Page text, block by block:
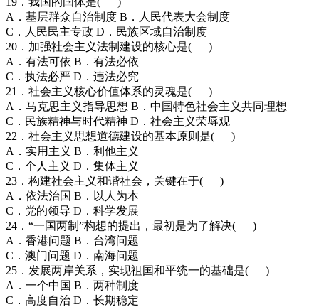
A．基层群众自治制度 B．人民代表大会制度
C．人民民主专政 D．民族区域自治制度
20．加强社会主义法制建设的核心是( )
A．有法可依 B．有法必依
C．执法必严 D．违法必究
21．社会主义核心价值体系的灵魂是( )
A．马克思主义指导思想 B．中国特色社会主义共同理想
C．民族精神与时代精神 D．社会主义荣辱观
22．社会主义思想道德建设的基本原则是( )
A．实用主义 B．利他主义
C．个人主义 D．集体主义
23．构建社会主义和谐社会，关键在于( )
A．依法治国 B．以人为本
C．党的领导 D．科学发展
24．“一国两制”构想的提出，最初是为了解决( )
A．香港问题 B．台湾问题
C．澳门问题 D．南海问题
25．发展两岸关系，实现祖国和平统一的基础是( )
A．一个中国 B．两种制度
C．高度自治 D．长期稳定